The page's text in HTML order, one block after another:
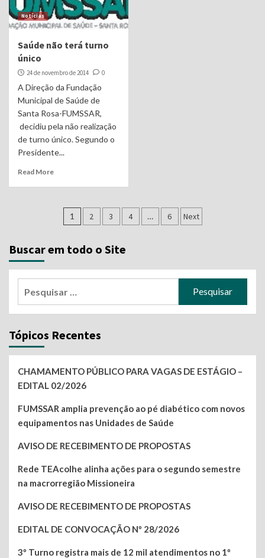
Notícias
Saúde não terá turno
único
24 de novembro de 2014 0
A Direção da Fundação
Municipal de Saúde de
Santa Rosa-FUMSSAR,
decidiu pela não realização
de turno único. Segundo o
Presidente...
Read More
Navegação
posts
1 2 3 4 … 6 Next
Buscar em todo o Site
Tópicos Recentes
CHAMAMENTO PÚBLICO PARA VAGAS DE ESTÁGIO –
EDITAL 02/2026
FUMSSAR amplia prevenção ao pé diabético com novos
equipamentos nas Unidades de Saúde
AVISO DE RECEBIMENTO DE PROPOSTAS
Rede TEAcolhe alinha ações para o segundo semestre
na macrorregião Missioneira
AVISO DE RECEBIMENTO DE PROPOSTAS
EDITAL DE CONVOCAÇÃO Nº 28/2026
3º Turno registra mais de 12 mil atendimentos no 1º